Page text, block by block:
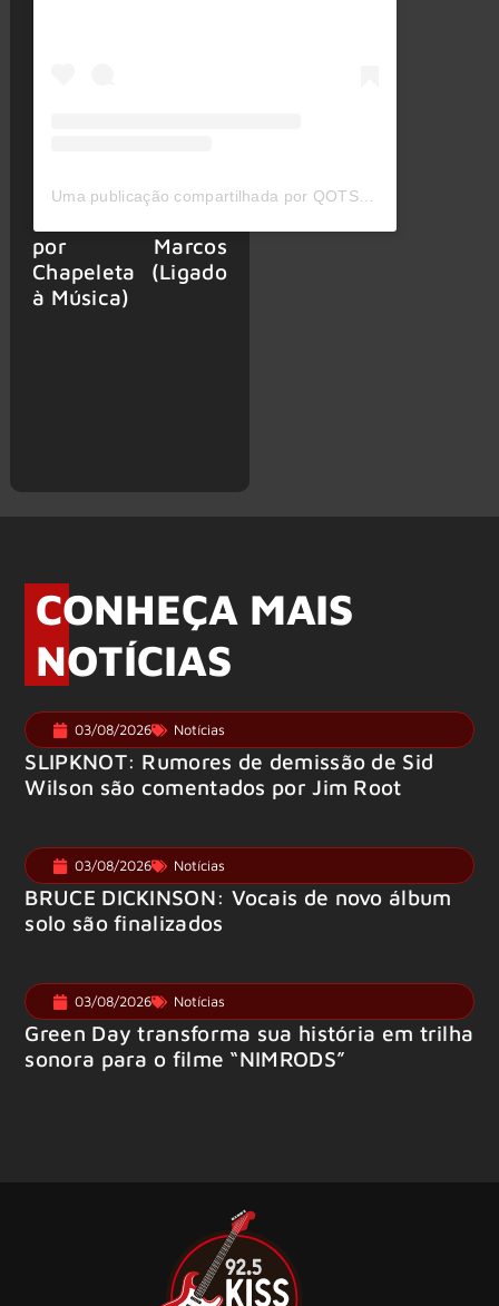
por Marcos
Chapeleta (Ligado
à Música)
CONHEÇA MAIS
NOTÍCIAS
03/08/2026 Notícias
SLIPKNOT: Rumores de demissão de Sid
Wilson são comentados por Jim Root
03/08/2026 Notícias
BRUCE DICKINSON: Vocais de novo álbum
solo são finalizados
03/08/2026 Notícias
Green Day transforma sua história em trilha
sonora para o filme “NIMRODS”